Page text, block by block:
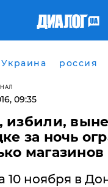
Украина россия
09:35
избили,
за ночь
магазинов
10 ноября в